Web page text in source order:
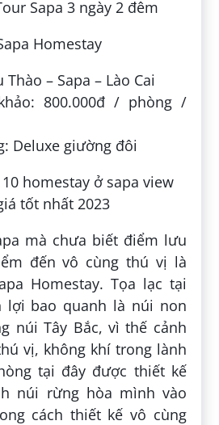
Sapa 3 ngày 2 đêm
Homestay
– Sapa – Lào Cai
800.000đ / phòng /
Deluxe giường đôi
mà chưa biết điểm lưu
đến vô cùng thú vị là
Homestay. Tọa lạc tại
bao quanh là núi non
núi Tây Bắc, vì thế cảnh
vị, không khí trong lành
tại đây được thiết kế
núi rừng hòa mình vào
cách thiết kế vô cùng